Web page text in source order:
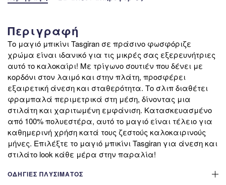
Περιγραφή
Το μαγιό μπικίνι Tasgiran σε πράσινο φωσφόριζε
χρώμα είναι ιδανικό για τις μικρές σας εξερευνήτριες
αυτό το καλοκαίρι! Με τρίγωνο σουτιέν που δένει με
κορδόνι στον λαιμό και στην πλάτη, προσφέρει
εξαιρετική άνεση και σταθερότητα. Το σλιπ διαθέτει
φραμπαλά περιμετρικά στη μέση, δίνοντας μια
στιλάτη και χαριτωμένη εμφάνιση. Κατασκευασμένο
από 100% πολυεστέρα, αυτό το μαγιό είναι τέλειο για
καθημερινή χρήση κατά τους ζεστούς καλοκαιρινούς
μήνες. Επιλέξτε το μαγιό μπικίνι Tasgiran για άνεση και
στιλάτο look κάθε μέρα στην παραλία!
ΟΔΗΓΊΕΣ ΠΛΥΣΊΜΑΤΟΣ